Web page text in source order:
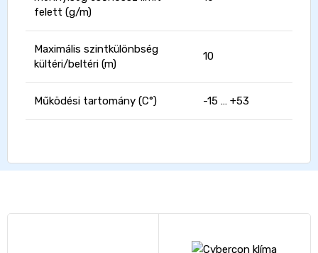
felett (g/m)
Maximális szintkülönbség
kültéri/beltéri (m)
10
Működési tartomány (C°) -15 … +53